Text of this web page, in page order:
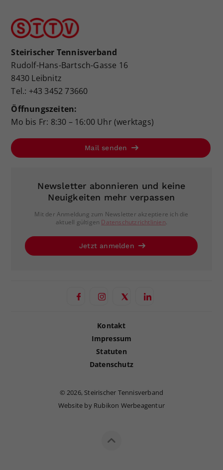
Steirischer Tennisverband
Rudolf-Hans-Bartsch-Gasse 16
8430 Leibnitz
Tel.: +43 3452 73660
Öffnungszeiten:
Mo bis Fr: 8:30 – 16:00 Uhr (werktags)
Mail senden
Newsletter abonnieren und keine
Neuigkeiten mehr verpassen
Mit der Anmeldung zum Newsletter akzeptiere ich die
aktuell gültigen Datenschutzrichtlinien.
Jetzt anmelden
Kontakt
Impressum
Statuten
Datenschutz
©2026, Steirischer Tennisverband
Website by Rubikon Werbeagentur